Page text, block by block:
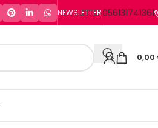
NEWSLETTER056131741361
0,00